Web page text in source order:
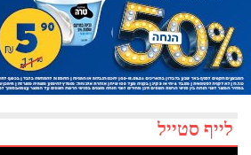
לייף סטייל